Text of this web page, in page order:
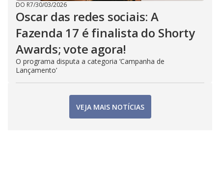
DO R7/30/03/2026
Oscar das redes sociais: A
Fazenda 17 é finalista do Shorty
Awards; vote agora!
O programa disputa a categoria ‘Campanha de
Lançamento’
VEJA MAIS NOTÍCIAS